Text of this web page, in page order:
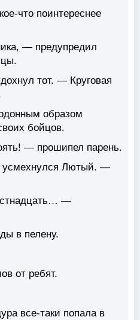
что поинтереснее
— предупредил
тот. — Круговая
образом
бойцов.
— прошипел парень.
Лютый. —
—
в пелену.
от ребят.
все-таки попала в